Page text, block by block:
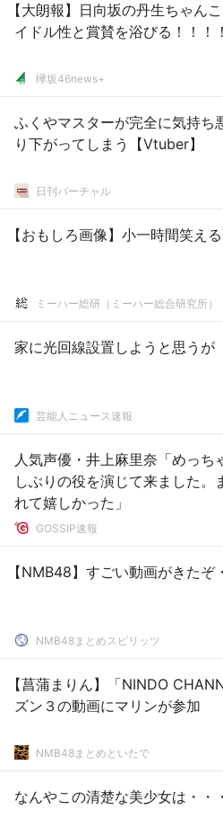
【大朗報】日向坂の丹生ちゃん
イドル性と賞賛を浴びる！！！
欅坂46news+
ふくやマスターが完全に気持ち
り下がってしまう【Vtuber】
日刊バーチャル
【おもしろ画像】小一時間笑え
ミーハー総研（ミーハー総合研究所）
家に光回線設置しようと思うが
芸能人ニュース速報
人気声優・井上麻里奈「めっち
しぶりの役を演じて来ました。
れて嬉しかった」
GOSSIP速報
【NMB48】すごい動画がきたぞ
NMB48まとめスピリッツ
【菖蒲まりん】「NINDO
ズン３の動画にマリンが参加
NMB48まとめといたで
なんやこの清楚な美少女は・・・